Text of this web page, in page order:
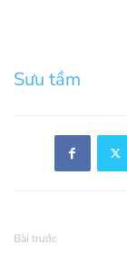
Sưu tầm
Bài trước